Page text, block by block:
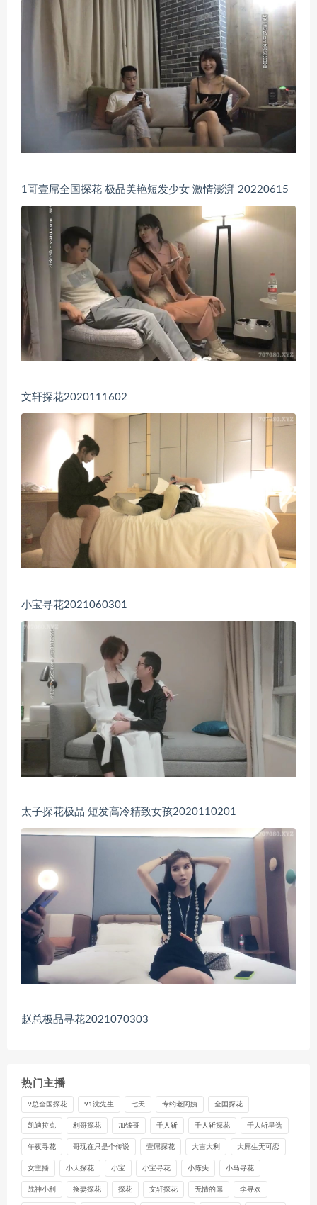
1哥壹屌全国探花 极品美艳短发少女 激情澎湃 20220615
文轩探花2020111602
小宝寻花2021060301
太子探花极品 短发高冷精致女孩2020110201
赵总极品寻花2021070303
热门主播
9总全国探花 91沈先生 七天 专约老阿姨 全国探花
凯迪拉克 利哥探花 加钱哥 千人斩 千人斩探花 千人斩星选
午夜寻花 哥现在只是个传说 壹屌探花 大吉大利 大屌生无可恋
女主播 小天探花 小宝 小宝寻花 小陈头 小马寻花
战神小利 换妻探花 探花 文轩探花 无情的屌 李寻欢